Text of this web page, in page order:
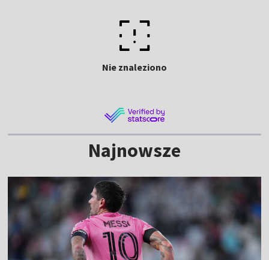
Nie znaleziono
Najnowsze